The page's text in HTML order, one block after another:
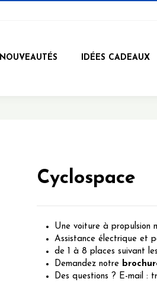
NOUVEAUTÉS IDÉES CADEAUX
Cyclospace
Une voiture à propulsion
Assistance électrique et
de 1 à 8 places suivant
Demandez notre
Des questions ? E-mail :